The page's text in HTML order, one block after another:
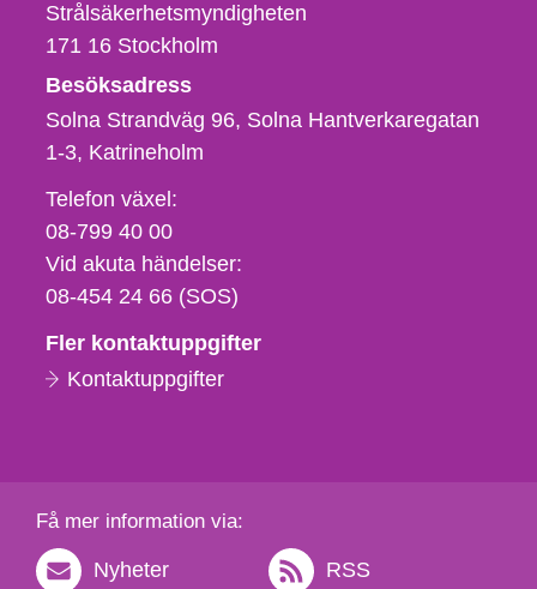
Strålsäkerhetsmyndigheten
171 16 Stockholm
Besöksadress
Solna Strandväg 96, Solna Hantverkaregatan
1-3 Katrineholm
Telefon,
fax
och
e-
Telefon växel:
08-799 40 00
Vid akuta händelser:
08-454 24 66 (SOS)
Fler kontaktuppgifter
Kontaktuppgifter
Få mer information via:
Nyheter RSS